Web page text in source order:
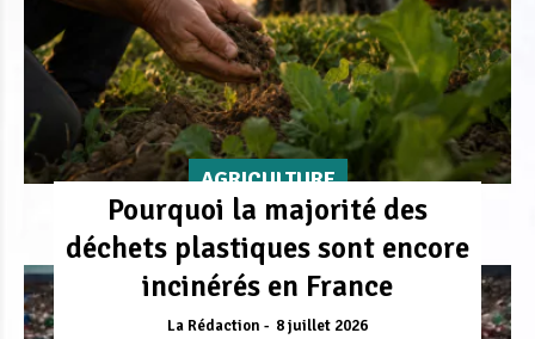
AGRICULTURE
Pourquoi la majorité des
déchets plastiques sont encore
incinérés en France
La Rédaction 8 juillet 2026